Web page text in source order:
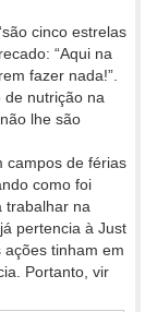
cinco estrelas
“Aqui na
fazer nada!”.
de nutrição na
lhe são
campos de férias
como foi
trabalhar na
pertencia à Just
tinham em
Portanto, vir